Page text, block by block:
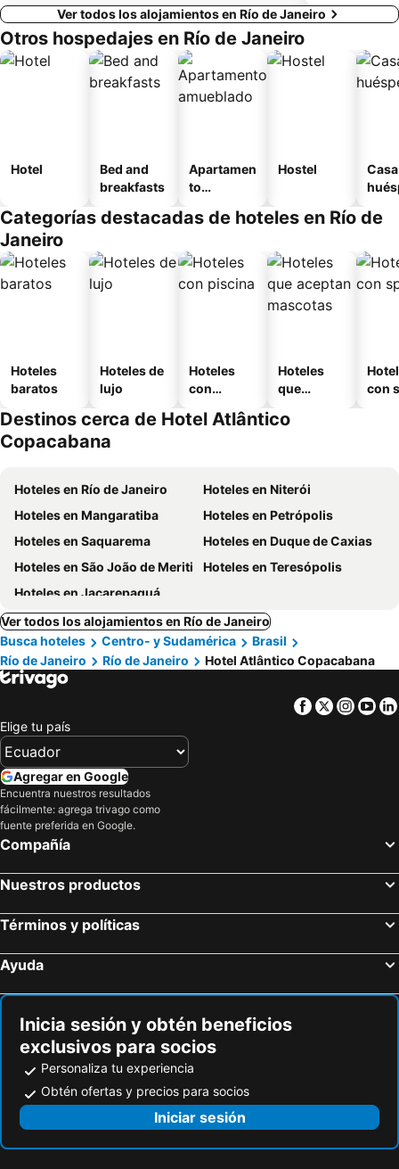
Ver todos los alojamientos en Río de Janeiro
Otros hospedajes en Río de Janeiro
Hotel
Bed and
breakfasts
Apartamen
to
o
Hostel
Categorías destacadas de hoteles en Río de
Janeiro
Hoteles
baratos
Hoteles de
lujo
Hoteles
con
Hoteles
que
mascotas
con
Destinos cerca de Hotel Atlântico
Copacabana
Hoteles en Río de Janeiro
Hoteles en Niterói
Hoteles en Mangaratiba
Hoteles en Petrópolis
Hoteles en Saquarema
Hoteles en Duque de Caxias
Hoteles en São João de Meriti
Hoteles en Teresópolis
Hoteles en Jacarepaguá
Ver todos los alojamientos en Río de Janeiro
Busca hoteles
Centro- y Sudamérica
Brasil
Río de Janeiro
Río de Janeiro Hotel Atlântico Copacabana
Facebook
Twitter
Elige tu país
Agregar en Google
Encuentra nuestros resultados
fácilmente: agrega trivago como
fuente preferida en Google.
Compañía
Nuestros productos
Términos y políticas
Ayuda
Inicia sesión y obtén beneficios
exclusivos para socios
Personaliza tu experiencia
Obtén ofertas y precios para socios
Iniciar sesión